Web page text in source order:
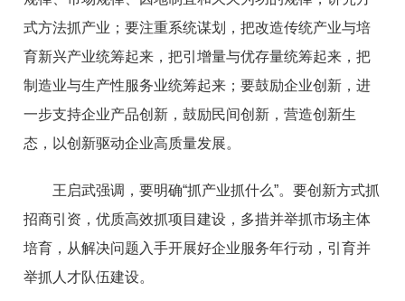
式方法抓产业；要注重系统谋划，把改造传统产业与培
育新兴产业统筹起来，把引增量与优存量统筹起来，把
制造业与生产性服务业统筹起来；要鼓励企业创新，进
一步支持企业产品创新，鼓励民间创新，营造创新生
态，以创新驱动企业高质量发展。
王启武强调，要明确“抓产业抓什么”。要创新方式抓
招商引资，优质高效抓项目建设，多措并举抓市场主体
培育，从解决问题入手开展好企业服务年行动，引育并
举抓人才队伍建设。